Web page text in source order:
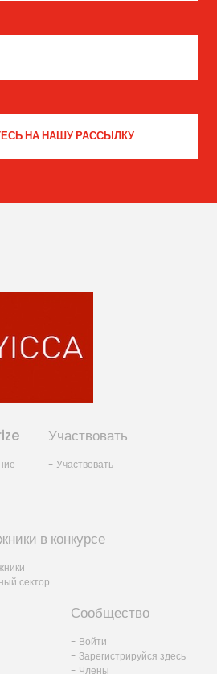
Участвовать
- Участвовать
в конкурсе
сектор
Сообщество
- Войти
- Зарегистрируйся здесь
- Члены